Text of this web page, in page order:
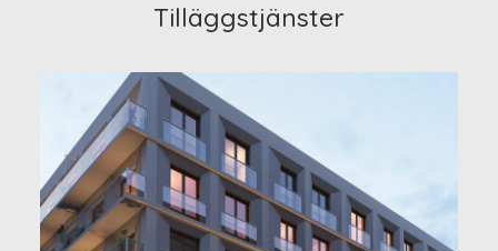
Tilläggstjänster